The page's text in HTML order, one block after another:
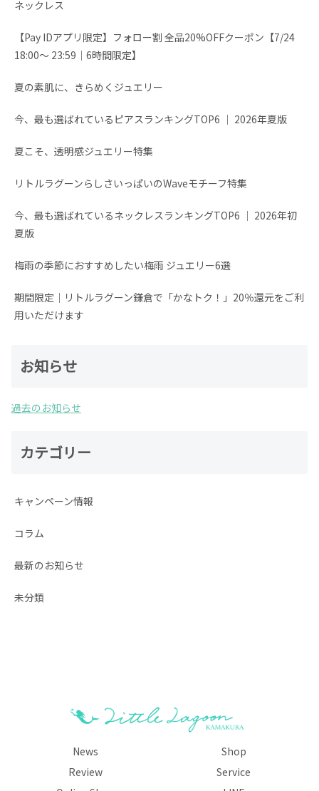
ネックレス
【Pay IDアプリ限定】フォロー割 全品20%OFFクーポン【7/24
18:00～ 23:59│6時間限定】
夏の素肌に、きらめくジュエリー
今、最も選ばれているピアスランキングTOP6 │ 2026年夏版
夏こそ、透明感ジュエリー特集
リトルラグーンらしさいっぱいのWaveモチーフ特集
今、最も選ばれているネックレスランキングTOP6 │ 2026年初
夏版
梅雨の季節におすすめしたい梅雨 ジュエリー6選
期間限定│リトルラグーン鎌倉で「かなトク！」20％還元をご利
用いただけます
お知らせ
過去のお知らせ
カテゴリー
キャンペーン情報
コラム
最新のお知らせ
未分類
News
Shop
Review
Service